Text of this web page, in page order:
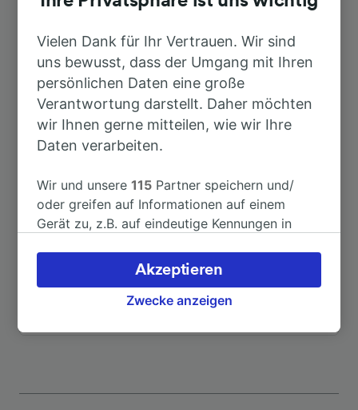
Nach Tropea 29min
Nach Lamezia Terme Centrale
Nach Reggio di Calabria 1h 56min
Nach Parghelia 22min
Weitere Verbindungen sehen
Vielen Dank für Ihr Vertrauen. Wir sind
uns bewusst, dass der Umgang mit Ihren
persönlichen Daten eine große
Verantwortung darstellt. Daher möchten
wir Ihnen gerne mitteilen, wie wir Ihre
Daten verarbeiten.
Wir und unsere115 Partner speichern und/
oder greifen auf Informationen auf einem
Gerät zu, z.B. auf eindeutige Kennungen in
verarbeiten. Sie können Ihre Präferenzen
akzeptieren oder verwalten, einschließlich
Ihres Widerspruchsrechts bei berechtigtem
haben keinen Einfluss auf Surfdaten. Ihre
Zwecke anzeigen
Akzeptieren